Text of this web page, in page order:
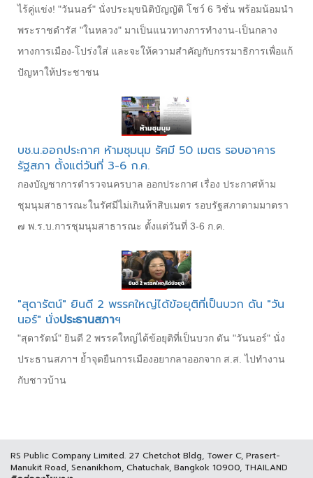
ไร้คู่แข่ง! "วันนอร์" นั่งประมุขนิติบัญญัติ โชว์ 6 วิชั่น พร้อมน้อมนำ
พระราชดำรัส "ในหลวง" มาเป็นแนวทางการทำงาน-เป็นกลาง
ทางการเมือง-โปร่งใส่ และจะให้ความสำคัญกับกรรมาธิการเพื่อแก้
ปัญหาให้ประชาชน
บช.น.ออกประกาศ ห้ามชุมนุม รัศมี 50 เมตร รอบอาคาร
รัฐสภา ตั้งแต่วันที่ 3-6 ก.ค.
กองบัญชาการตำรวจนครบาล ออกประกาศ เรื่อง ประกาศห้าม
ชุมนุมสาธารณะในรัศมีไม่เกินห้าสิบเมตร รอบรัฐสภาตามมาตรา
๗ พ.ร.บ.การชุมนุมสาธารณะ ตั้งแต่วันที่ 3-6 ก.ค.
"สุดารัตน์" ยินดี 2 พรรคใหญ่ได้ข้อยุติที่เป็นบวก ดัน "วัน
นอร์" นั่งประธานสภาฯ
"สุดารัตน์" ยินดี 2 พรรคใหญ่ได้ข้อยุติที่เป็นบวก ดัน "วันนอร์" นั่ง
ประธานสภาฯ ย้ำจุดยืนการเมืองอยากลาออกจาก ส.ส. ไปทำงาน
กับชาวบ้าน
RS Public Company Limited. 27 Chetchot Bldg, Tower C, Prasert-
Manukit Road, Senanikhom, Chatuchak, Bangkok 10900, THAILAND